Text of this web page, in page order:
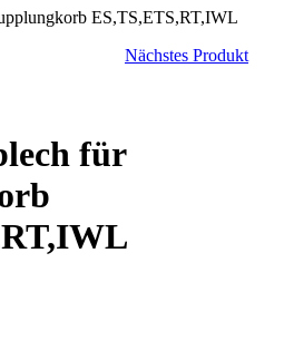
ES,TS,ETS,RT,IWL
Nächstes Produkt
für